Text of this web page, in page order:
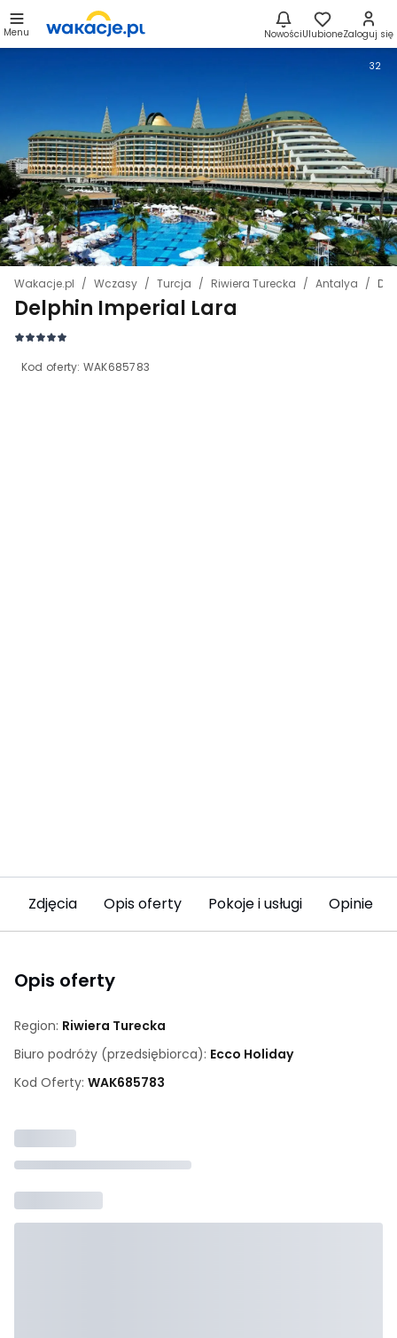
Menu NowościUlubioneZaloguj się
Wakacje.pl Wczasy Turcja Riwiera Turecka Antalya
Delphin Imperial Lara
Kod oferty: WAK685783
32
Zdjęcia Opis oferty Pokoje i usługi Opinie
Opis oferty
Region: Riwiera Turecka
Biuro podróży (przedsiębiorca): Ecco Holiday
Kod Oferty: WAK685783